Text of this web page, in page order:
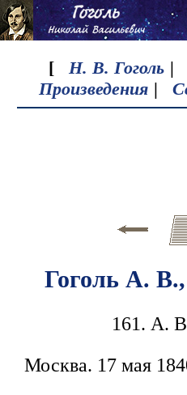
[ Н. В. Гоголь |
Произведения |
Гоголь А.
161. А.
Москва. 17 мая